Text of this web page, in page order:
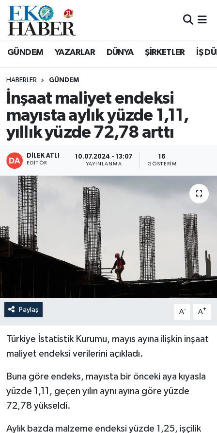
GÜNDEM YAZARLAR DÜNYA ŞİRKETLER İŞ
HABERLER GÜNDEM
İnşaat maliyet endeksi
mayısta aylık yüzde 1,11,
yıllık yüzde 72,78 arttı
DİLEK ATLI
EDITÖR
10.07.2024 - 13:07
YAYINLANMA
16
GÖSTERIM
Paylaş A- A+
Türkiye İstatistik Kurumu, mayıs ayına ilişkin inşaat
maliyet endeksi verilerini açıkladı.
Buna göre endeks, mayısta bir önceki aya kıyasla
yüzde 1,11, geçen yılın aynı ayına göre yüzde
72,78 yükseldi.
Aylık bazda malzeme endeksi yüzde 1,25, işçilik
Hava Durumu
Tüm Manşetler
Son Dakika Haberleri
Haber Arşivi